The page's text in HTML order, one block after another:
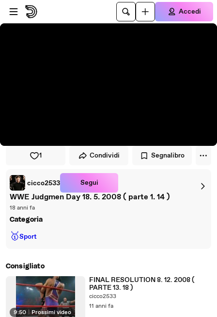
Vai al lettore
Passa al contenuto principale
Accedi
1 Condividi Segnalibro
cicco2533 Segui
WWE Judgmen Day 18. 5. 2008 ( parte 1. 14 )
18 anni fa
Categoria
🥇Sport
Consigliato
9:50 Prossimi video
FINAL RESOLUTION 8. 12. 2008 (
PARTE 13. 18 )
cicco2533
11 anni fa